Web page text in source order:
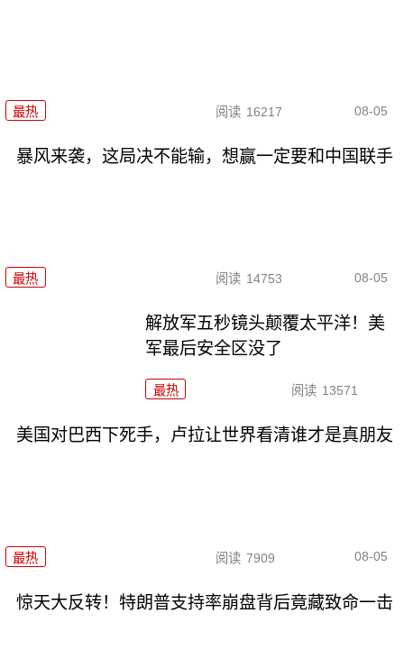
最热 阅读 16217 08-05
暴风来袭，这局决不能输，想赢一定要和中国联手
最热 阅读 14753 08-05
解放军五秒镜头颠覆太平洋！美
军最后安全区没了
最热 阅读 13571
美国对巴西下死手，卢拉让世界看清谁才是真朋友
最热 阅读 7909 08-05
惊天大反转！特朗普支持率崩盘背后竟藏致命一击